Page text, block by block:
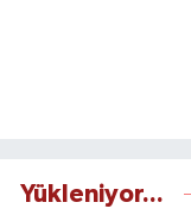
Yükleniyor...